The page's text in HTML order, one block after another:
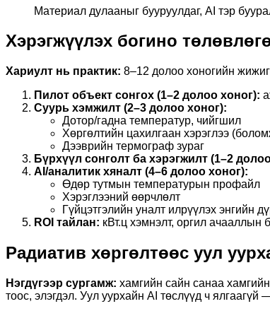
Материал дулааныг бууруулдаг, AI тэр
Хэрэгжүүлэх богино
Хариулт нь практик: 8–12 долоо хоногийн
Пилот объект сонгох (1–2 долоо хоног):
Суурь хэмжилт (2–3 долоо хоног):
Дотор/гадна температур, чийгшил
Хөргөлтийн цахилгаан хэрэглээ
Дээврийн термограф зураг
Бүрхүүл сонголт ба хэрэгжилт (1–2
AI/аналитик хяналт (4–6 долоо хоног):
Өдөр тутмын температурын профайл
Хэрэглээний өөрчлөлт
Гүйцэтгэлийн уналт илрүүлэх энгийн
ROI тайлан: кВт.ц хэмнэлт, оргил ачааллын
Радиатив хөргөлтөөс уул
Нэгдүгээр сургамж: хамгийн сайн санаа
тоос, элэгдэл. Уул уурхайн AI төслүүд ч